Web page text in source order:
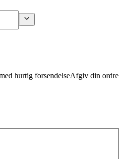
hurtig forsendelseAfgiv din ordre